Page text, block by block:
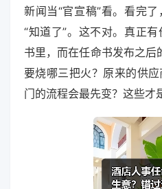
新闻当“官宣稿”看。看完
“知道了”。这不对。真正
书里，而在任命书发布之
要烧哪三把火？原来的供
门的流程会最先变？这些才